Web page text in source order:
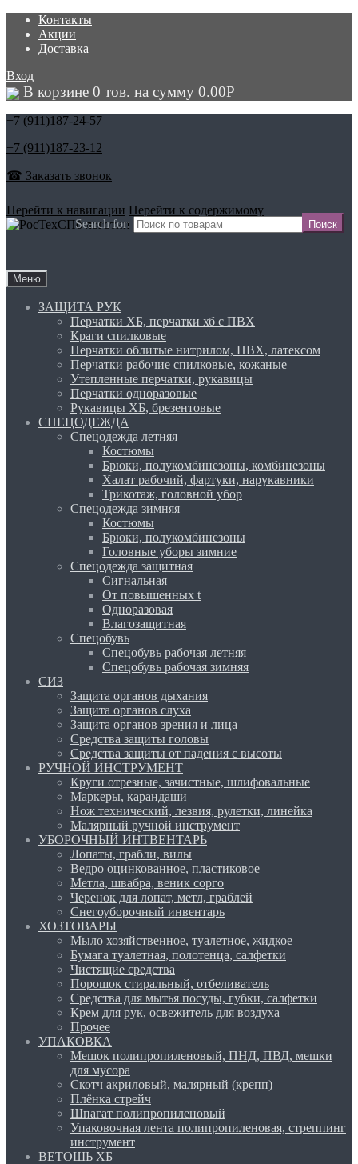
Контакты
Акции
Доставка
Вход
В корзине 0 тов. на сумму 0.00Р
+7 (911)187-24-57
+7 (911)187-23-12
☎ Заказать звонок
Search for:
Перейти к навигации Перейти к содержимому
Меню
ЗАЩИТА РУК
Перчатки ХБ, перчатки хб с ПВХ
Краги спилковые
Перчатки облитые нитрилом, ПВХ, латексом
Перчатки рабочие спилковые, кожаные
Утепленные перчатки, рукавицы
Перчатки одноразовые
Рукавицы ХБ, брезентовые
СПЕЦОДЕЖДА
Спецодежда летняя
Костюмы
Брюки, полукомбинезоны, комбинезоны
Халат рабочий, фартуки, нарукавники
Трикотаж, головной убор
Спецодежда зимняя
Костюмы
Брюки, полукомбинезоны
Головные уборы зимние
Спецодежда защитная
Сигнальная
От повышенных t
Одноразовая
Влагозащитная
Спецобувь
Спецобувь рабочая летняя
Спецобувь рабочая зимняя
СИЗ
Защита органов дыхания
Защита органов слуха
Защита органов зрения и лица
Средства защиты головы
Средства защиты от падения с высоты
РУЧНОЙ ИНСТРУМЕНТ
Круги отрезные, зачистные, шлифовальные
Маркеры, карандаши
Нож технический, лезвия, рулетки, линейка
Малярный ручной инструмент
УБОРОЧНЫЙ ИНТВЕНТАРЬ
Лопаты, грабли, вилы
Ведро оцинкованное, пластиковое
Метла, швабра, веник сорго
Черенок для лопат, метл, граблей
Снегоуборочный инвентарь
ХОЗТОВАРЫ
Мыло хозяйственное, туалетное, жидкое
Бумага туалетная, полотенца, салфетки
Чистящие средства
Порошок стиральный, отбеливатель
Средства для мытья посуды, губки, салфетки
Крем для рук, освежитель для воздуха
Прочее
УПАКОВКА
Мешок полипропиленовый, ПНД, ПВД, мешки
для мусора
Скотч акриловый, малярный (крепп)
Плёнка стрейч
Шпагат полипропиленовый
Упаковочная лента полипропиленовая, стреппинг
инструмент
ВЕТОШЬ ХБ